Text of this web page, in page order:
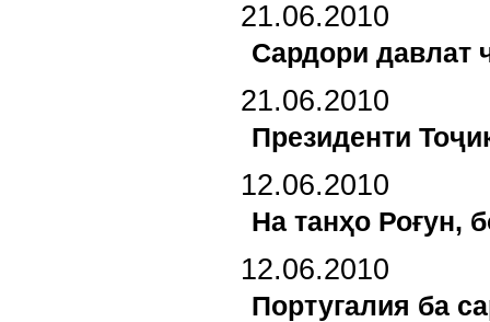
21.06.2010
Сардори давлат
21.06.2010
Президенти
12.06.2010
На танҳо Роғун,
12.06.2010
Португалия ба